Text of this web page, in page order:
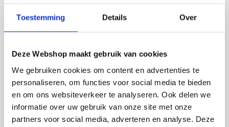
Toestemming Details Over
Deze Webshop maakt gebruik van cookies
We gebruiken cookies om content en advertenties te
personaliseren, om functies voor social media te bieden
en om ons websiteverkeer te analyseren. Ook delen we
informatie over uw gebruik van onze site met onze
partners voor social media, adverteren en analyse. Deze
Rian
Fijne site waar ik een mooie
lamp heb uitgekozen en
Anne
Het bestellen,
leveren verliep vlot en